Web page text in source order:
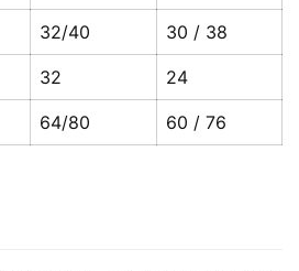
32/40 30 / 38
32 24
64/80 60 / 76